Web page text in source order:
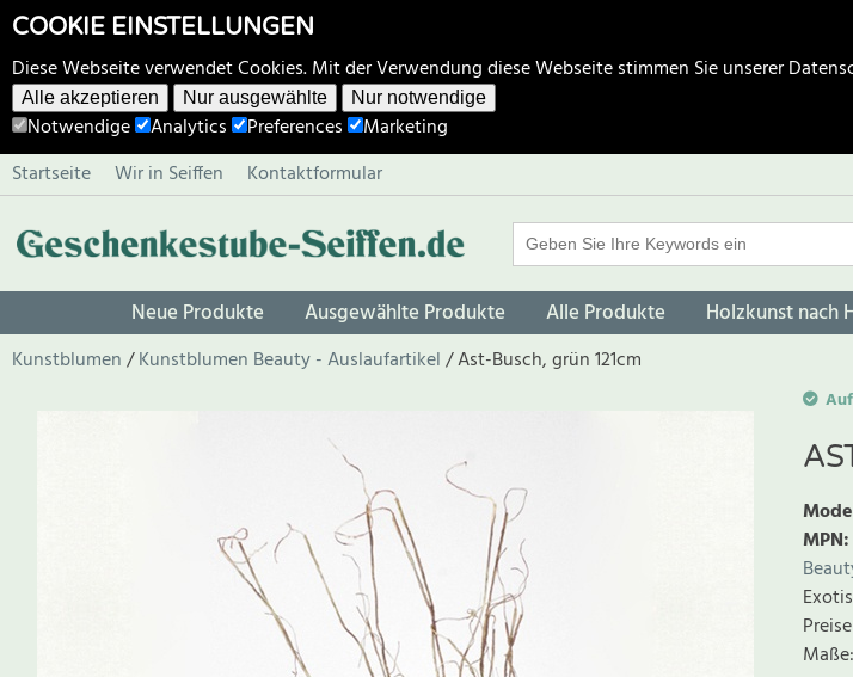
COOKIE EINSTELLUNGEN
Diese Webseite verwendet Cookies. Mit der Verwendung diese Webseite stimmen Sie unserer
Alle akzeptieren Nur ausgewählte Nur notwendige
Notwendige Analytics Preferences
Marketing
Startseite
Wir in Seiffen Kontaktformular
Neue Produkte Ausgewählte Produkte Alle Produkte Holzkunst nach
Kunstblumen Kunstblumen Beauty - Auslaufartikel Ast-Busch, grün 121cm
MPN: